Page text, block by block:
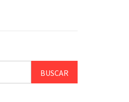
BUSCAR